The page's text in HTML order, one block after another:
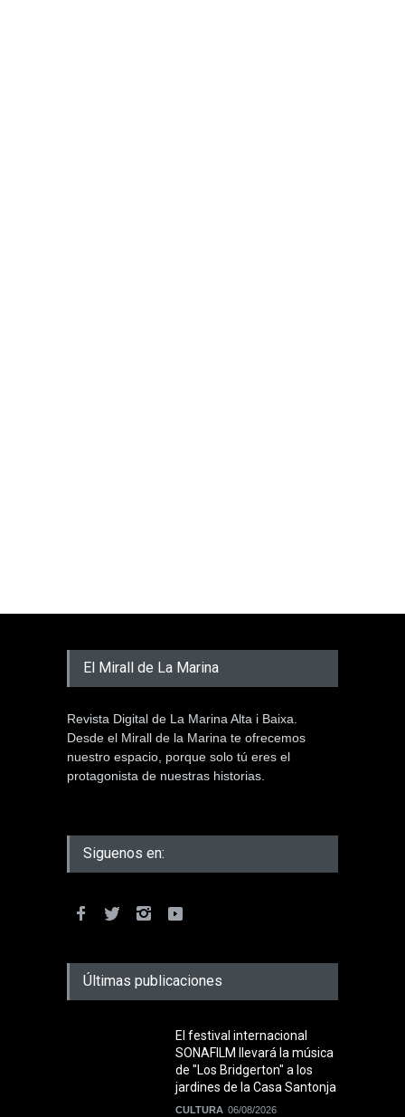
El Mirall de La Marina
Revista Digital de La Marina Alta i Baixa.
Desde el Mirall de la Marina te ofrecemos
nuestro espacio, porque solo tú eres el
protagonista de nuestras historias.
Siguenos en:
Últimas publicaciones
El festival internacional
SONAFILM llevará la música
de "Los Bridgerton" a los
jardines de la Casa Santonja
CULTURA 06/08/2026